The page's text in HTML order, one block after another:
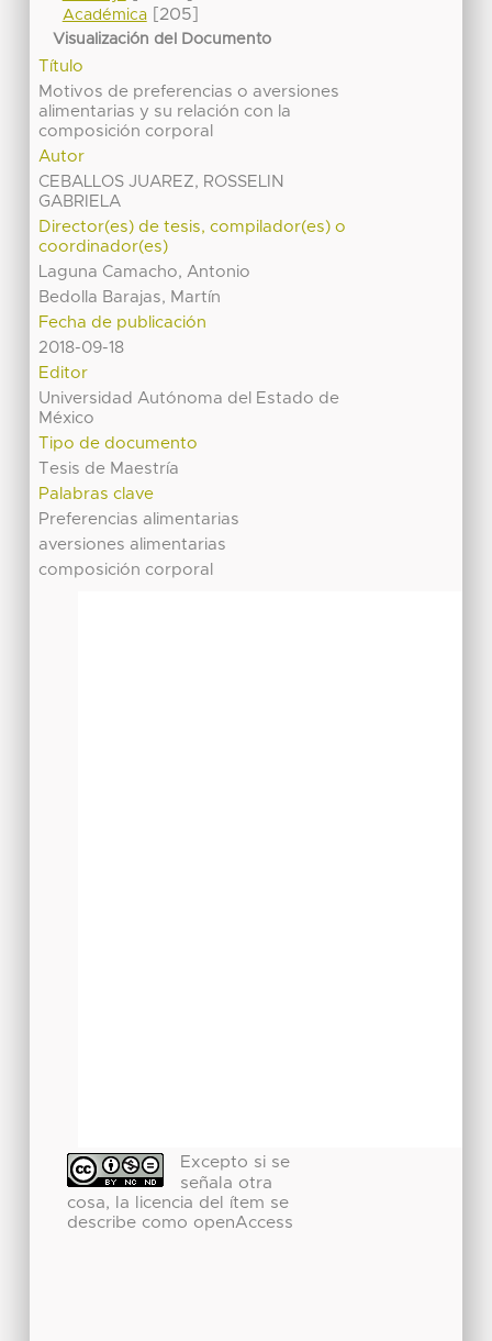
Académica[205]
Visualización del Documento
Título
Motivos de preferencias o aversiones
alimentarias y su relación con la
composición corporal
Autor
CEBALLOS JUAREZ, ROSSELIN
GABRIELA
Director(es) de tesis, compilador(es) o
coordinador(es)
Laguna Camacho, Antonio
Bedolla Barajas, Martín
Fecha de publicación
2018-09-18
Editor
Universidad Autónoma del Estado de
México
Tipo de documento
Tesis de Maestría
Palabras clave
Preferencias alimentarias
aversiones alimentarias
composición corporal
Excepto si se
señala otra
cosa, la licencia del ítem se
describe como openAccess